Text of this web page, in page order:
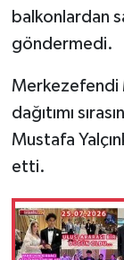
balkonlardan
göndermedi.
Merkezefendi
dağıtımı
Mustafa
etti.